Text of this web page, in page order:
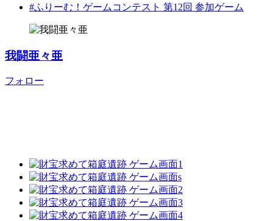
#ふりーむ！ゲームコンテスト 第12回 参加ゲーム
我闘亜々亜
フォロー